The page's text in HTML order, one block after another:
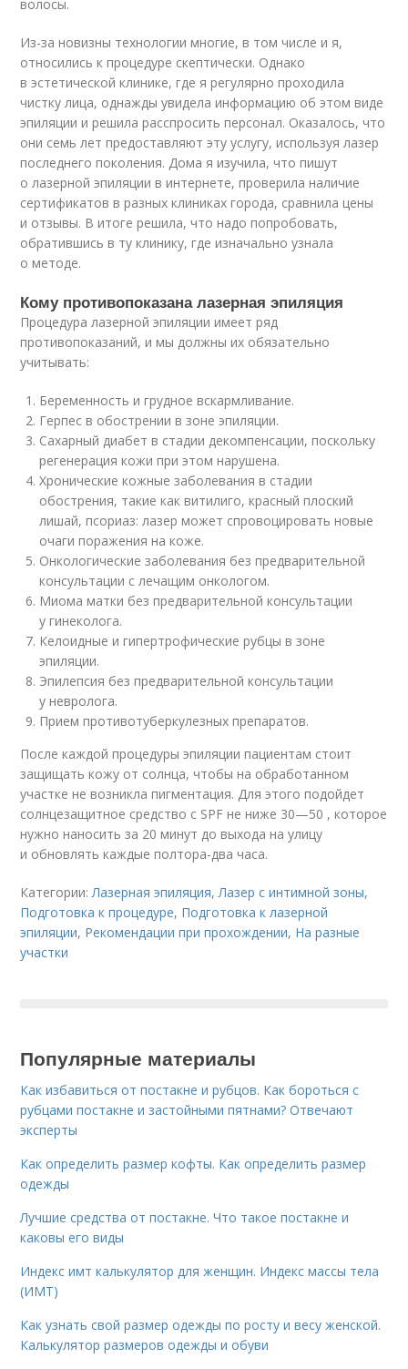
волосы.
Из-за новизны технологии многие, в том числе и я,
относились к процедуре скептически. Однако
в эстетической клинике, где я регулярно проходила
чистку лица, однажды увидела информацию об этом виде
эпиляции и решила расспросить персонал. Оказалось, что
они семь лет предоставляют эту услугу, используя лазер
последнего поколения. Дома я изучила, что пишут
о лазерной эпиляции в интернете, проверила наличие
сертификатов в разных клиниках города, сравнила цены
и отзывы. В итоге решила, что надо попробовать,
обратившись в ту клинику, где изначально узнала
о методе.
Кому противопоказана лазерная эпиляция
Процедура лазерной эпиляции имеет ряд
противопоказаний, и мы должны их обязательно
учитывать:
Беременность и грудное вскармливание.
Герпес в обострении в зоне эпиляции.
Сахарный диабет в стадии декомпенсации, поскольку
регенерация кожи при этом нарушена.
Хронические кожные заболевания в стадии
обострения, такие как витилиго, красный плоский
лишай, псориаз: лазер может спровоцировать новые
очаги поражения на коже.
Онкологические заболевания без предварительной
консультации с лечащим онкологом.
Миома матки без предварительной консультации
у гинеколога.
Келоидные и гипертрофические рубцы в зоне
эпиляции.
Эпилепсия без предварительной консультации
у невролога.
Прием противотуберкулезных препаратов.
После каждой процедуры эпиляции пациентам стоит
защищать кожу от солнца, чтобы на обработанном
участке не возникла пигментация. Для этого подойдет
солнцезащитное средство с SPF не ниже 30—50 , которое
нужно наносить за 20 минут до выхода на улицу
и обновлять каждые полтора-два часа.
Категории:Лазерная эпиляция,Лазер с интимной зоны,
Подготовка к процедуре, Подготовка к лазерной
эпиляции, Рекомендации при прохождении, На разные
участки
Популярные материалы
Как избавиться от постакне и рубцов. Как бороться с
рубцами постакне и застойными пятнами? Отвечают
эксперты
Как определить размер кофты. Как определить размер
одежды
Лучшие средства от постакне. Что такое постакне и
каковы его виды
Индекс имт калькулятор для женщин. Индекс массы тела
(ИМТ)
Как узнать свой размер одежды по росту и весу женской.
Калькулятор размеров одежды и обуви